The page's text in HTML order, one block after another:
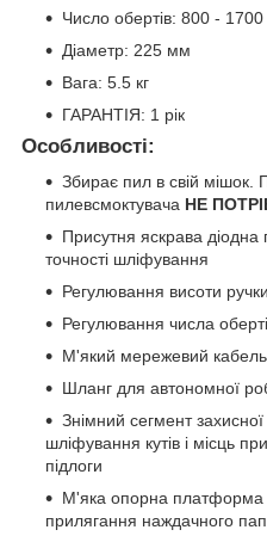
Число обертів: 800 -
Діаметр: 225 мм
Вага: 5.5 кг
ГАРАНТІЯ: 1 рік
Особливості:
Збирає пил в свій мішок.
пилевсмоктувача НЕ
Присутня яскрава діодна
точності шліфування
Регулювання висоти ручки
Регулювання числа
М'який мережевий
Шланг для автономної
Знімний сегмент
шліфування кутів і місць
підлоги
М'яка опорна платформа
прилягання наждачного